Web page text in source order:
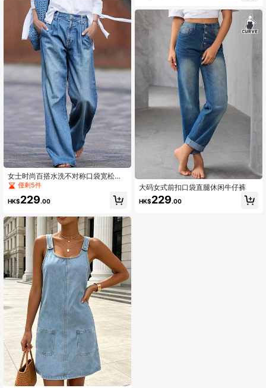
女士时尚百搭水洗不对称口袋宽松牛
仔裤，Y2K 新款阔腿牛仔裤，街头
裤，春季
僅剩5件
HK$229.00
大码女式前扣口袋直腿休闲牛仔裤
HK$229.00